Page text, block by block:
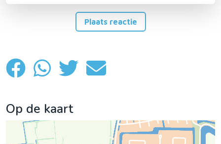
Plaats reactie
Op de kaart